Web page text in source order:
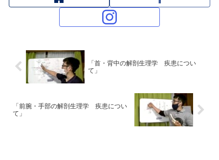
「首・背中の解剖生理学 疾患につい
て」
「前腕・手部の解剖生理学 疾患につい
て」